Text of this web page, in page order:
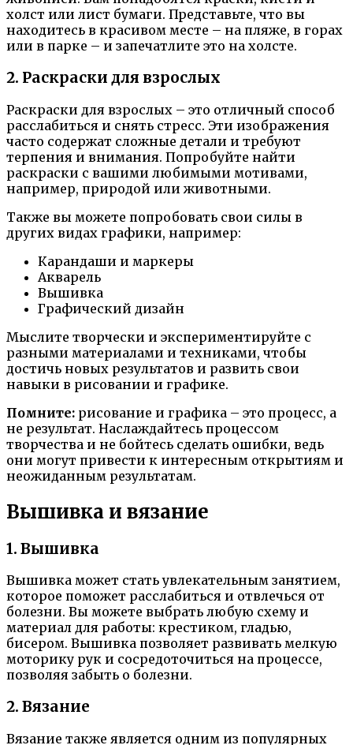
холст или лист бумаги. Представьте, что вы
находитесь в красивом месте – на пляже, в горах
или в парке – и запечатлите это на холсте.
2. Раскраски для взрослых
Раскраски для взрослых – это отличный способ
расслабиться и снять стресс. Эти изображения
часто содержат сложные детали и требуют
терпения и внимания. Попробуйте найти
раскраски с вашими любимыми мотивами,
например, природой или животными.
Также вы можете попробовать свои силы в
других видах графики, например:
Карандаши и маркеры
Акварель
Вышивка
Графический дизайн
Мыслите творчески и экспериментируйте с
разными материалами и техниками, чтобы
достичь новых результатов и развить свои
навыки в рисовании и графике.
Помните: рисование и графика – это процесс, а
не результат. Наслаждайтесь процессом
творчества и не бойтесь сделать ошибки, ведь
они могут привести к интересным открытиям и
неожиданным результатам.
Вышивка и вязание
1. Вышивка
Вышивка может стать увлекательным занятием,
которое поможет расслабиться и отвлечься от
болезни. Вы можете выбрать любую схему и
материал для работы: крестиком, гладью,
бисером. Вышивка позволяет развивать мелкую
моторику рук и сосредоточиться на процессе,
позволяя забыть о болезни.
2. Вязание
Вязание также является одним из популярных